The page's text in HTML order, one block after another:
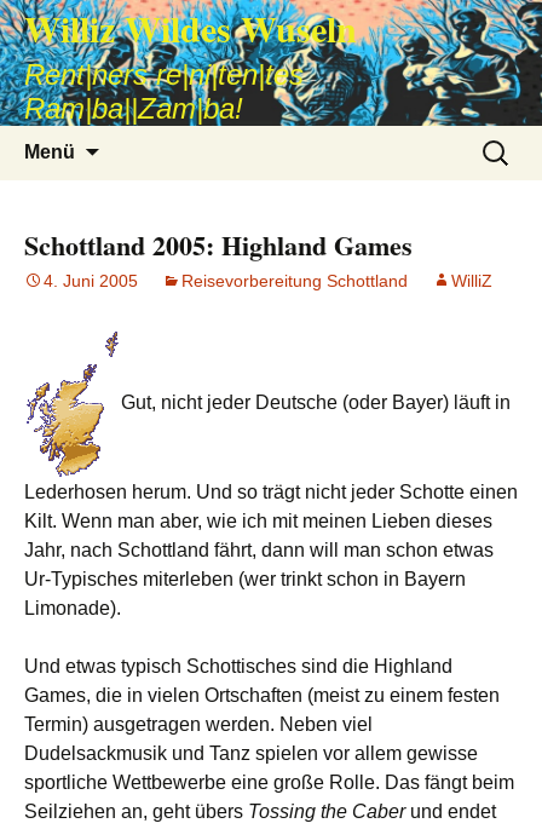
Williz Wildes Wuseln
Rent|ners re|ni|ten|tes
Ram|ba||Zam|ba!
Menü
Suche
nach:
Schottland 2005: Highland Games
4. Juni 2005 Reisevorbereitung Schottland WilliZ
Gut, nicht jeder Deutsche (oder Bayer) läuft in
Lederhosen herum. Und so trägt nicht jeder Schotte einen
Kilt. Wenn man aber, wie ich mit meinen Lieben dieses
Jahr, nach Schottland fährt, dann will man schon etwas
Ur-Typisches miterleben (wer trinkt schon in Bayern
Limonade).
Und etwas typisch Schottisches sind die Highland
Games, die in vielen Ortschaften (meist zu einem festen
Termin) ausgetragen werden. Neben viel
Dudelsackmusik und Tanz spielen vor allem gewisse
sportliche Wettbewerbe eine große Rolle. Das fängt beim
Seilziehen an, geht übers Tossing the Caberund endet